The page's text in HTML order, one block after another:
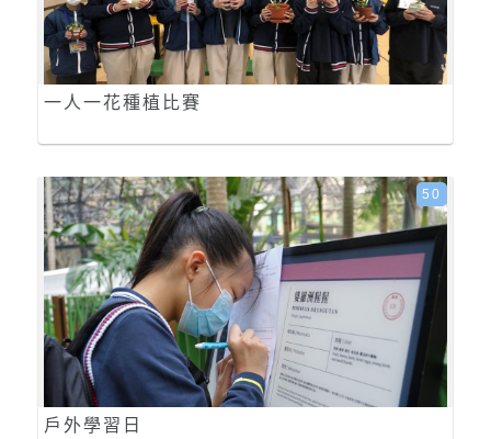
一人一花種植比賽
戶外學習日
50